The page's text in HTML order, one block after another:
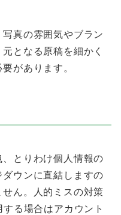
真の雰囲気やブラン
となる原稿を細かく
があります。
とりわけ個人情報の
ウンに直結しますの
ん。人的ミスの対策
る場合はアカウント